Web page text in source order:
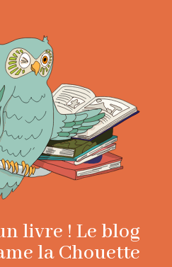
livre ! Le blog
la Chouette